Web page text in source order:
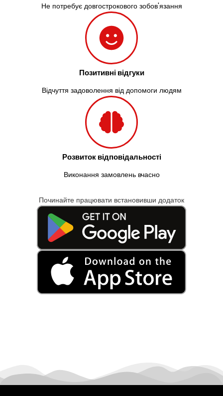
Не потребує довгострокового зобов'язання
Позитивні відгуки
Відчуття задоволення від допомоги людям
Розвиток відповідальності
Виконання замовлень вчасно
Починайте працювати встановивши додаток